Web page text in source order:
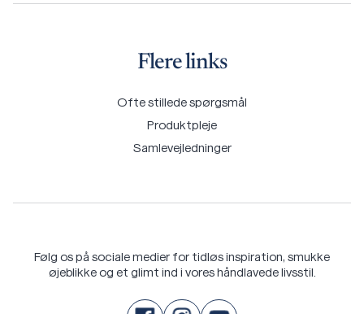
Flere links
Ofte stillede spørgsmål
Produktpleje
Samlevejledninger
Følg os på sociale medier for tidløs inspiration, smukke
øjeblikke og et glimt ind i vores håndlavede livsstil.